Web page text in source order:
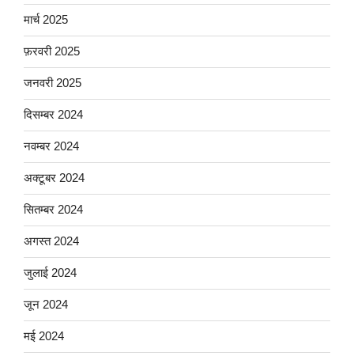
मार्च 2025
फ़रवरी 2025
जनवरी 2025
दिसम्बर 2024
नवम्बर 2024
अक्टूबर 2024
सितम्बर 2024
अगस्त 2024
जुलाई 2024
जून 2024
मई 2024